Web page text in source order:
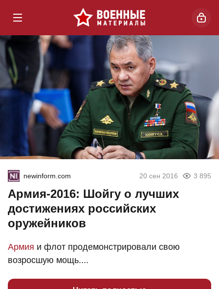
newinform.com 20 сен 2016 3 895
Армия-2016: Шойгу о лучших
достижениях российских
оружейников
Армия и флот продемонстрировали свою
возросшую мощь....